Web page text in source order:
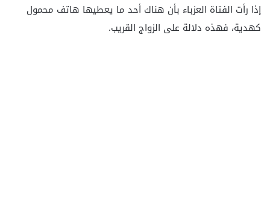
إذا رأت الفتاة العزباء بأن هناك أحد ما يعطيها هاتف محمول
كهدية، فهذه دلالة على الزواج القريب.